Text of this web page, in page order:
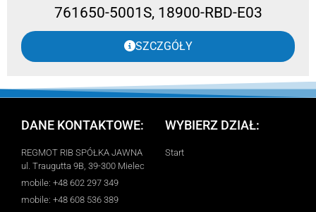
761650-5001S, 18900-RBD-E03
SZCZGÓŁY
DANE KONTAKTOWE:
REGMOT RIB SPÓŁKA JAWNA
ul. Traugutta 9B, 39-300 Mielec
mobile: +48 602 297 349
mobile: +48 608 536 389
WYBIERZ DZIAŁ:
Start